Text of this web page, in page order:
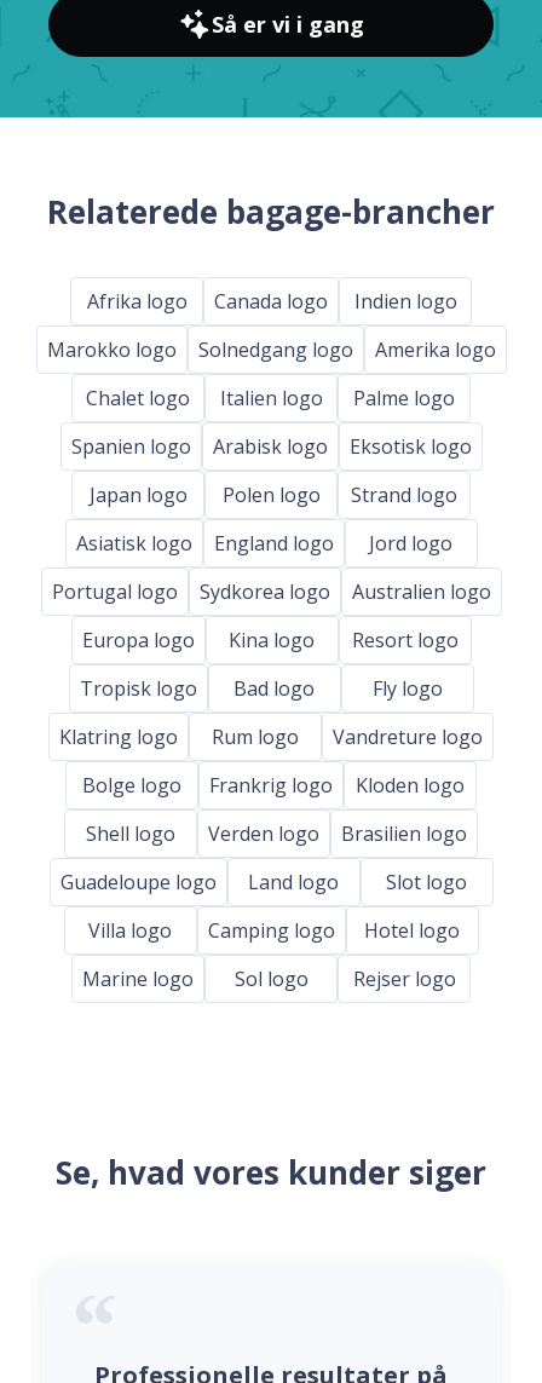
Så er vi i gang
Relaterede bagage-brancher
Afrika logo Canada logo
Indien logo
Marokko logo
Solnedgang logo
Amerika logo
Chalet logo
Italien logo
Palme logo
Spanien logo
Arabisk logo
Eksotisk logo
Japan logo
Polen logo
Strand logo
Asiatisk logo
England logo
Jord logo
Portugal logo
Sydkorea logo
Australien logo
Europa logo
Kina logo
Resort logo
Tropisk logo
Bad logo
Fly logo
Klatring logo
Rum logo
Vandreture logo
Bolge logo
Frankrig logo
Kloden logo
Shell logo
Verden logo
Brasilien logo
Guadeloupe logo
Land logo
Slot logo
Villa logo
Camping logo
Hotel logo
Marine logo
Sol logo Rejser logo
Se, hvad vores kunder siger
Professionelle resultater på